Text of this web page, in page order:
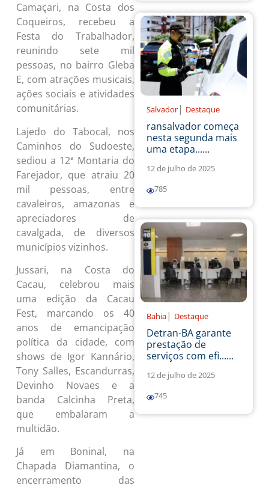
Camaçari, na Costa dos
Coqueiros, recebeu a
Festa do Trabalhador,
reunindo sete mil
pessoas, no bairro Gleba
E, com atrações musicais,
ações sociais e atividades
comunitárias.
Lajedo do Tabocal, nos
Caminhos do Sudoeste,
sediou a 12ª Montaria do
Farejador, que atraiu 20
mil pessoas, entre
cavaleiros, amazonas e
apreciadores de
cavalgada, de diversos
municípios vizinhos.
Jussari, na Costa do
Cacau, celebrou mais
uma edição da Cacau
Fest, marcando os 40
anos de emancipação
política da cidade, com
shows de Igor Kannário,
Tony Salles, Escandurras,
Devinho Novaes e a
banda Calcinha Preta,
que embalaram a
multidão.
Já em Boninal, na
Chapada Diamantina, o
encerramento das
Salvador | Destaque
ransalvador começa
nesta segunda mais
uma etapa......
12 de julho de 2025
785
Bahia | Destaque
Detran-BA garante
prestação de
serviços com efi......
12 de julho de 2025
745